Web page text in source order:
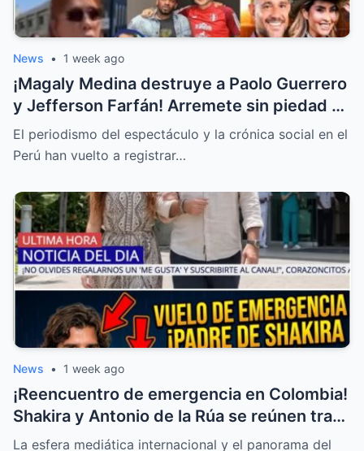
News • 1 week ago
¡Magaly Medina destruye a Paolo Guerrero
y Jefferson Farfán! Arremete sin piedad y
llama “descerebrados” a Peluchín y a La
Granja VIP
El periodismo del espectáculo y la crónica social en el
Perú han vuelto a registrar…
News • 1 week ago
¡Reencuentro de emergencia en Colombia!
Shakira y Antonio de la Rúa se reúnen tras
la delicada salud de William Mebarak
La esfera mediática internacional y el panorama del